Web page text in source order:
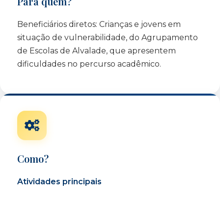
Beneficiários diretos: Crianças e jovens em
situação de vulnerabilidade, do Agrupamento
de Escolas de Alvalade, que apresentem
dificuldades no percurso acadêmico.
Como?
Atividades principais